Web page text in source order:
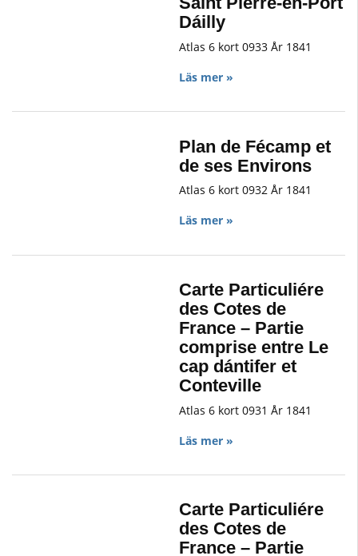
Dáilly
Atlas 6 kort 0933 År 1841
Läs mer »
Plan de Fécamp et
de ses Environs
Atlas 6 kort 0932 År 1841
Läs mer »
Carte Particuliére
des Cotes de
France – Partie
comprise entre Le
cap dántifer et
Conteville
Atlas 6 kort 0931 År 1841
Läs mer »
Carte Particuliére
des Cotes de
France – Partie